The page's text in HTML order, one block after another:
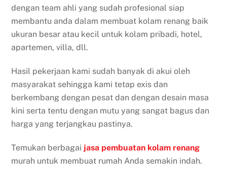
dengan team ahli yang sudah profesional siap
membantu anda dalam membuat kolam renang baik
ukuran besar atau kecil untuk kolam pribadi, hotel,
apartemen, villa, dll.
Hasil pekerjaan kami sudah banyak di akui oleh
masyarakat sehingga kami tetap exis dan
berkembang dengan pesat dan dengan desain masa
kini serta tentu dengan mutu yang sangat bagus dan
harga yang terjangkau pastinya.
Temukan berbagai jasa pembuatan kolam renang
murah untuk membuat rumah Anda semakin indah.